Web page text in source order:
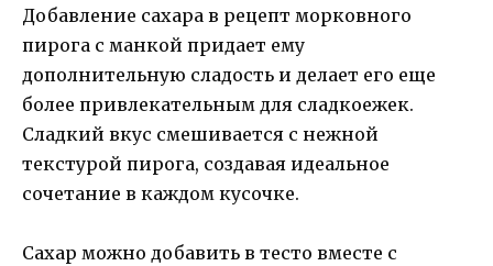
Добавление сахара в рецепт морковного
пирога с манкой придает ему
дополнительную сладость и делает его еще
более привлекательным для сладкоежек.
Сладкий вкус смешивается с нежной
текстурой пирога, создавая идеальное
сочетание в каждом кусочке.
Сахар можно добавить в тесто вместе с